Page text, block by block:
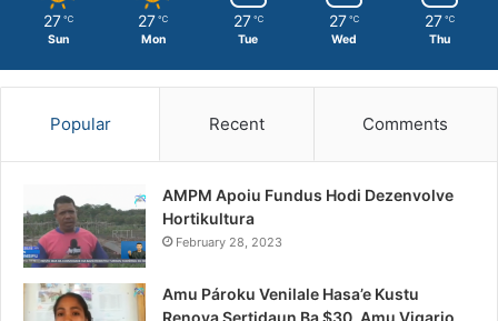
27 ℃
Sun
27 ℃
Mon
27 ℃
Tue
27 ℃
Wed
27 ℃
Thu
Popular Recent Comments
AMPM Apoiu Fundus Hodi Dezenvolve
Hortikultura
February 28, 2023
Amu Pároku Venilale Hasa’e Kustu
Renova Sertidaun Ba $30, Amu Vigario